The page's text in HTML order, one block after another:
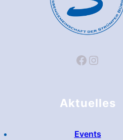
Facebook Instagram
Aktuelles
Events